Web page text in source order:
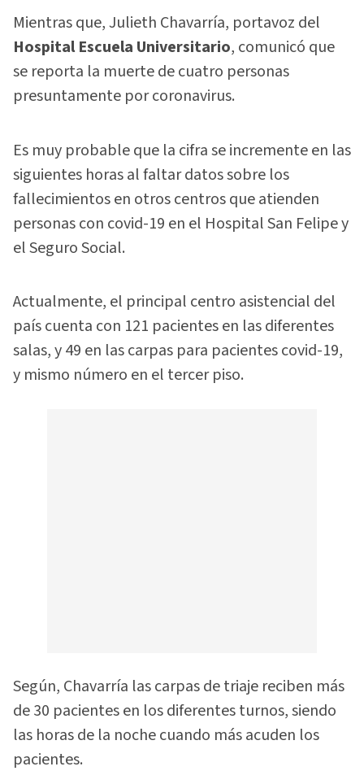
Mientras que, Julieth Chavarría, portavoz del
Hospital Escuela Universitario, comunicó que
se reporta la muerte de cuatro personas
presuntamente por coronavirus.
Es muy probable que la cifra se incremente en las
siguientes horas al faltar datos sobre los
fallecimientos en otros centros que atienden
personas con covid-19 en el Hospital San Felipe y
el Seguro Social.
Actualmente, el principal centro asistencial del
país cuenta con 121 pacientes en las diferentes
salas, y 49 en las carpas para pacientes covid-19,
y mismo número en el tercer piso.
Según, Chavarría las carpas de triaje reciben más
de 30 pacientes en los diferentes turnos, siendo
las horas de la noche cuando más acuden los
pacientes.